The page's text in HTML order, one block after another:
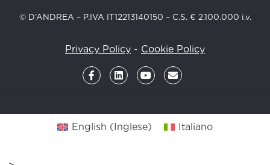
© D’ANDREA – P.IVA IT12213140150 – C.S. € 2.100.000 i.v.
Privacy Policy - Cookie Policy
English (Inglese) Italiano